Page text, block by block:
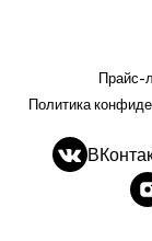
Прайс-
Политика